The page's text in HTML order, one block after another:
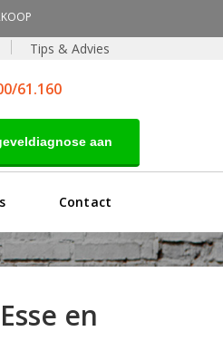
Tips & Advies
61.160
aan
Contact
en